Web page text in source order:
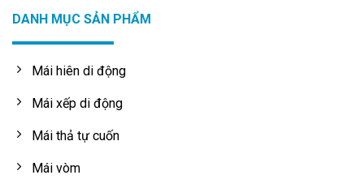
DANH MỤC SẢN PHẨM
Mái hiên di động
Mái xếp di động
Mái thả tự cuốn
Mái vòm